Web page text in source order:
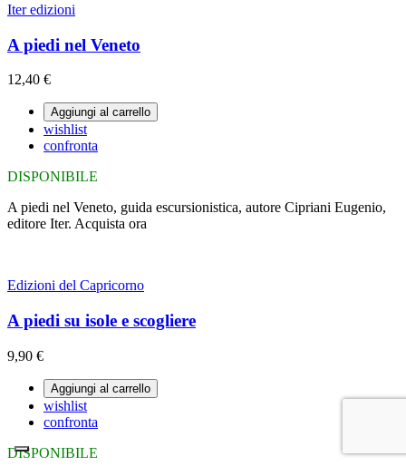
Iter edizioni
A piedi nel Veneto
12,40 €
Aggiungi al carrello
wishlist
confronta
DISPONIBILE
A piedi nel Veneto, guida escursionistica, autore Cipriani Eugenio,
editore Iter. Acquista ora
Edizioni del Capricorno
A piedi su isole e scogliere
9,90 €
Aggiungi al carrello
wishlist
confronta
DISPONIBILE